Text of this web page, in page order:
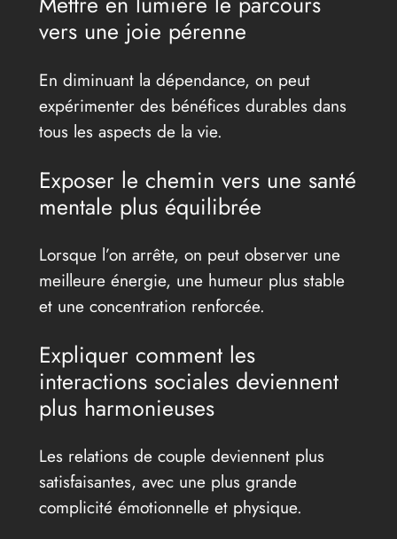
vers une joie pérenne
En diminuant la dépendance, on peut
expérimenter des bénéfices durables dans
tous les aspects de la vie.
Exposer le chemin vers une santé
mentale plus équilibrée
Lorsque l’on arrête, on peut observer une
meilleure énergie, une humeur plus stable
et une concentration renforcée.
Expliquer comment les
interactions sociales deviennent
plus harmonieuses
Les relations de couple deviennent plus
satisfaisantes, avec une plus grande
complicité émotionnelle et physique.